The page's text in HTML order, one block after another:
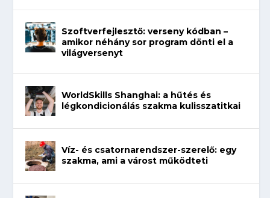
Szoftverfejlesztő: verseny kódban –
amikor néhány sor program dönti el a
világversenyt
WorldSkills Shanghai: a hűtés és
légkondicionálás szakma kulisszatitkai
Víz- és csatornarendszer-szerelő: egy
szakma, ami a várost működteti